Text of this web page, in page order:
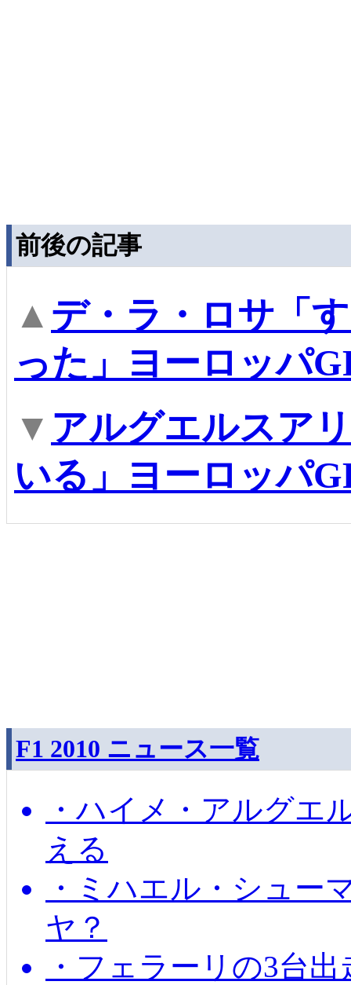
前後の記事
▲ デ・ラ・ロサ「
った」ヨーロッパ
▼ アルグエルスア
いる」ヨーロッパ
F1 2010 ニュース一覧
・ハイメ・アルグエ
える
・ミハエル・シュー
ヤ？
・フェラーリの3台